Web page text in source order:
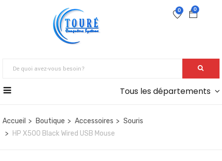
0
0
Tous les départements
Accueil Boutique Accessoires
Souris
HP X500 Black Wired USB Mouse